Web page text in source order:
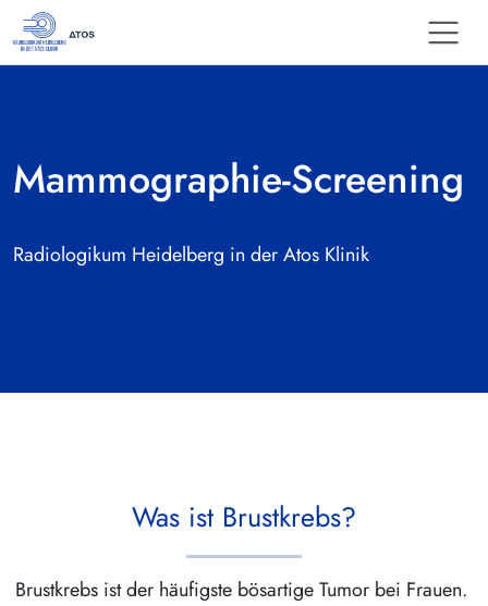
Mammographie-Screening
Radiologikum Heidelberg in der Atos Klinik
Was ist Brustkrebs?
Brustkrebs ist der häufigste bösartige Tumor bei Frauen.